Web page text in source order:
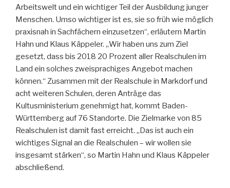
Arbeitswelt und ein wichtiger Teil der Ausbildung junger
Menschen. Umso wichtiger ist es, sie so früh wie möglich
praxisnah in Sachfächern einzusetzen“, erläutern Martin
Hahn und Klaus Käppeler. „Wir haben uns zum Ziel
gesetzt, dass bis 2018 20 Prozent aller Realschulen im
Land ein solches zweisprachiges Angebot machen
können.“ Zusammen mit der Realschule in Markdorf und
acht weiteren Schulen, deren Anträge das
Kultusministerium genehmigt hat, kommt Baden-
Württemberg auf 76 Standorte. Die Zielmarke von 85
Realschulen ist damit fast erreicht. „Das ist auch ein
wichtiges Signal an die Realschulen – wir wollen sie
insgesamt stärken“, so Martin Hahn und Klaus Käppeler
abschließend.